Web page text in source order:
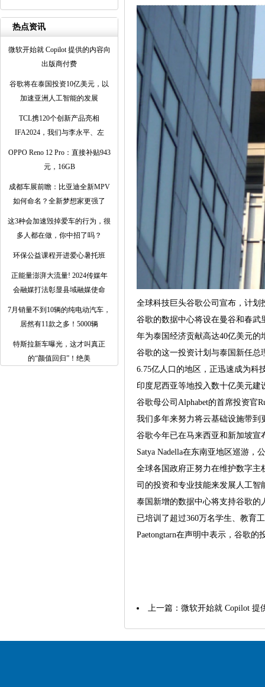
热点资讯
微软开始就 Copilot 提供的内容向
出版商付费
谷歌将在泰国投资10亿美元，以
加速亚洲人工智能的发展
TCL携120个创新产品亮相
IFA2024，我们与李永平、左
OPPO Reno 12 Pro：直接补贴943
元，16GB
成都车展前瞻：比亚迪全新MPV
如何命名？全新梦想家更强了
这3种会加速毁掉爱车的行为，很
多人都在做，你中招了吗？
环保公益课程开进爱心暑托班
正能量澎湃大流量! 2024传媒年
会融媒打法彰显县域融媒使命
7月销量不到10辆的纯电动汽车，
居然有11款之多！5000辆
特斯拉新车曝光，这才叫真正
的“颜值回归”！绝美
全球科技巨头谷歌公司宣布，计划
谷歌的数据中心将设在曼谷和春武
年为泰国经济贡献高达40亿美元的
谷歌的这一投资计划与泰国新任总
6.75亿人口的地区，正迅速成为科
印度尼西亚等地投入数十亿美元建
谷歌母公司Alphabet的首席投资官
我们多年来努力将云基础设施带到
谷歌今年已在马来西亚和新加坡宣
Satya Nadella在东南亚地区巡游
全球各国政府正努力在维护数字
司的投资和专业技能来发展人工智
泰国新增的数据中心将支持谷歌的
已培训了超过360万名学生、教育
Paetongtarn在声明中表示，谷歌
上一篇： 微软开始就 Copilot 提